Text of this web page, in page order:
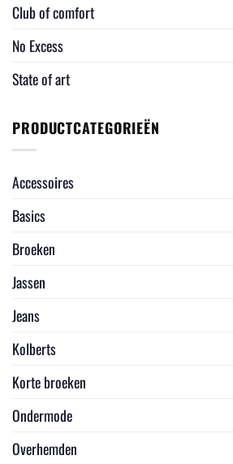
Club of comfort
No Excess
State of art
PRODUCTCATEGORIEËN
Accessoires
Basics
Broeken
Jassen
Jeans
Kolberts
Korte broeken
Ondermode
Overhemden